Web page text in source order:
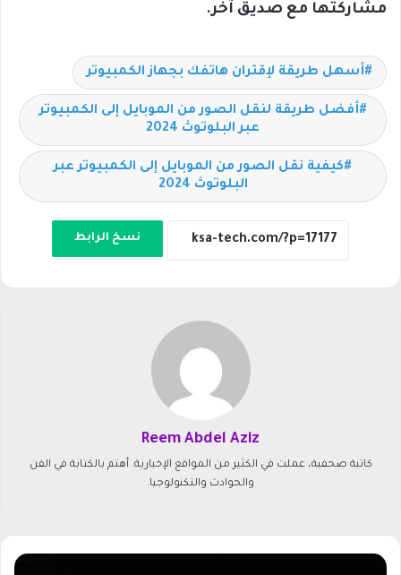
مشاركتها مع صديق آخر.
أسهل طريقة لإقتران هاتفك بجهاز الكمبيوتر
أفضل طريقة لنقل الصور من الموبايل إلى الكمبيوتر
عبر البلوتوث 2024
كيفية نقل الصور من الموبايل إلى الكمبيوتر عبر
البلوتوث 2024
نسخ الرابط
Reem Abdel Aziz
كاتبة صحفية، عملت في الكثير من المواقع الإخبارية. أهتم بالكتابة في الفن
والحوادث والتكنولوجيا.
أ